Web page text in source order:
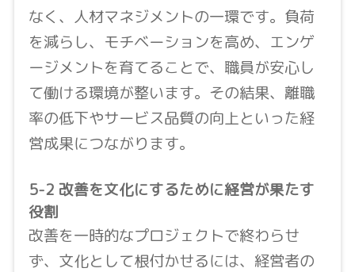
なく、人材マネジメントの一環です。負荷
を減らし、モチベーションを高め、エンゲ
ージメントを育てることで、職員が安心し
て働ける環境が整います。その結果、離職
率の低下やサービス品質の向上といった経
営成果につながります。
5-2 改善を文化にするために経営が果たす
役割
改善を一時的なプロジェクトで終わらせ
ず、文化として根付かせるには、経営者の